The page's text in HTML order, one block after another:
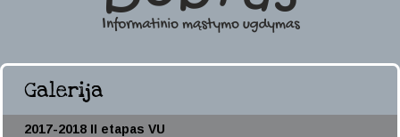
Galerija
2017-2018 II etapas VU